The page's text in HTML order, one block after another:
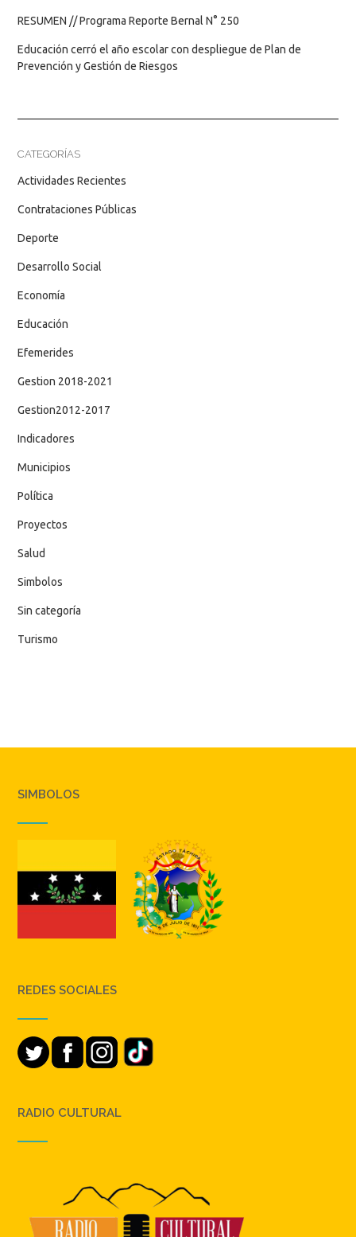
RESUMEN // Programa Reporte Bernal N° 250
Educación cerró el año escolar con despliegue de Plan de
Prevención y Gestión de Riesgos
CATEGORÍAS
Actividades Recientes
Contrataciones Públicas
Deporte
Desarrollo Social
Economía
Educación
Efemerides
Gestion 2018-2021
Gestion2012-2017
Indicadores
Municipios
Política
Proyectos
Salud
Simbolos
Sin categoría
Turismo
SIMBOLOS
REDES SOCIALES
RADIO CULTURAL